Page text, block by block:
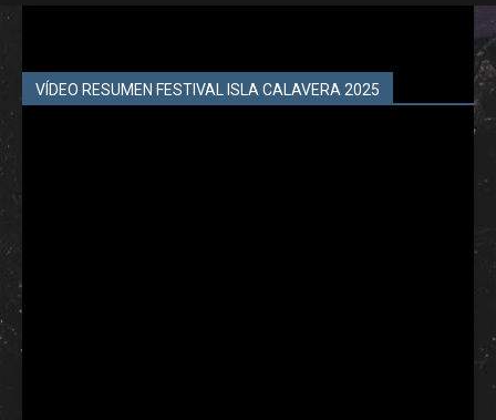
VÍDEO RESUMEN FESTIVAL ISLA CALAVERA 2025